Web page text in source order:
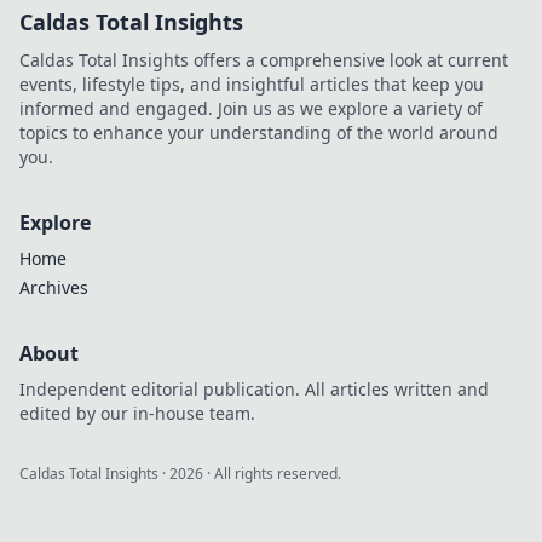
Caldas Total Insights
Caldas Total Insights offers a comprehensive look at current
events, lifestyle tips, and insightful articles that keep you
informed and engaged. Join us as we explore a variety of
topics to enhance your understanding of the world around
you.
Explore
Home
Archives
About
Independent editorial publication. All articles written and
edited by our in-house team.
Caldas Total Insights ·2026 · All rights reserved.